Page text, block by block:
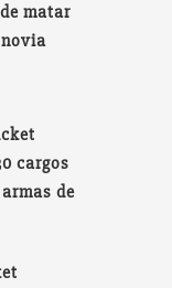
matar
cargos
de